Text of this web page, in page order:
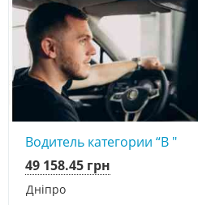
Водитель категории “B "
Дніпро
49 158.45 грн